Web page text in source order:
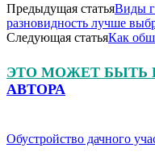
Предыдущая статьяВиды
разновидность лучше
Следующая статьяКак
ЭТО МОЖЕТ БЫТЬ
АВТОРА
Обустройство дачного